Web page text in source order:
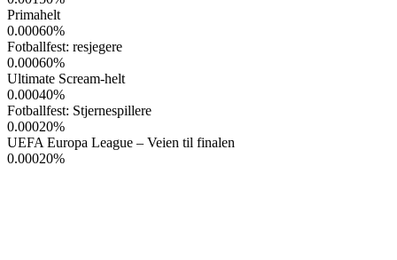
Primahelt
0.00060%
Fotballfest: resjegere
0.00060%
Ultimate Scream-helt
0.00040%
Fotballfest: Stjernespillere
0.00020%
UEFA Europa League – Veien til finalen
0.00020%